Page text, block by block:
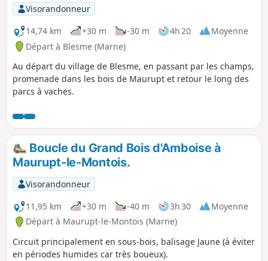
Visorandonneur
14,74 km
+30 m -30 m 4h 20
Moyenne
Départ à Blesme (Marne)
Au départ du village de Blesme, en passant par les champs,
promenade dans les bois de Maurupt et retour le long des
parcs à vaches.
Boucle du Grand Bois d'Amboise à
Maurupt-le-Montois.
Visorandonneur
11,95 km
+30 m -40 m 3h 30
Moyenne
Départ à Maurupt-le-Montois (Marne)
Circuit principalement en sous-bois, balisage Jaune (à éviter
en périodes humides car très boueux).